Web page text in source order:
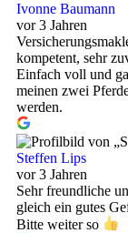
Ivonne Baumann
vor 3 Jahren
kompetent, sehr
Einfach voll und
meinen zwei
werden.
Steffen Lips
vor 3 Jahren
Sehr freundliche
gleich ein gutes
Bitte weiter so